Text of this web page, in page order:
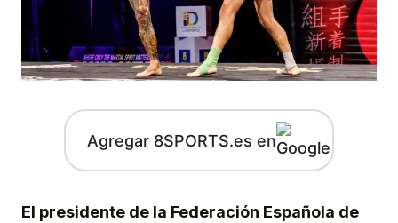
Agregar 8SPORTS.es en
El presidente de la Federación Española de